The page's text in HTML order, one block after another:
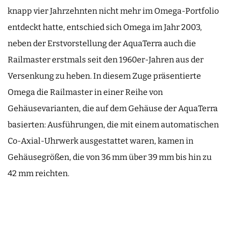
knapp vier Jahrzehnten nicht mehr im Omega-Portfolio
entdeckt hatte, entschied sich Omega im Jahr 2003,
neben der Erstvorstellung der AquaTerra auch die
Railmaster erstmals seit den 1960er-Jahren aus der
Versenkung zu heben. In diesem Zuge präsentierte
Omega die Railmaster in einer Reihe von
Gehäusevarianten, die auf dem Gehäuse der AquaTerra
basierten: Ausführungen, die mit einem automatischen
Co-Axial-Uhrwerk ausgestattet waren, kamen in
Gehäusegrößen, die von 36 mm über 39 mm bis hin zu
42 mm reichten.